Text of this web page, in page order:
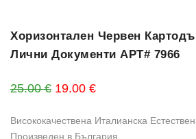
Хоризонтален Червен
Лични Документи АРТ# 7966
25.00€ Original price was: 25.00 €.
19.00 €Текущата цена е:
Висококачествена Италианска
Произведен в България